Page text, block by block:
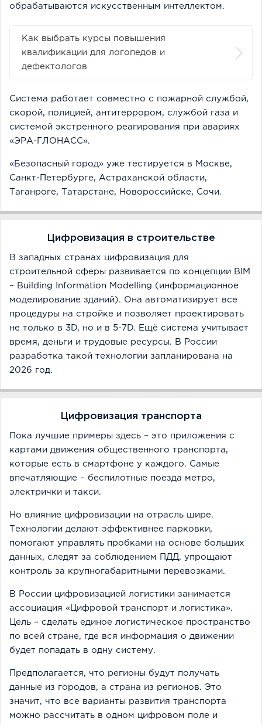
обрабатываются искусственным интеллектом.
Как выбрать курсы повышения
квалификации для логопедов и
дефектологов
Система работает совместно с пожарной службой,
скорой, полицией, антитеррором, службой газа и
системой экстренного реагирования при авариях
«ЭРА-ГЛОНАСС».
«Безопасный город» уже тестируется в Москве,
Санкт-Петербурге, Астраханской области,
Таганроге, Татарстане, Новороссийске, Сочи.
Цифровизация в строительстве
В западных странах цифровизация для
строительной сферы развивается по концепции BIM
– Building Information Modelling (информационное
моделирование зданий). Она автоматизирует все
процедуры на стройке и позволяет проектировать
не только в 3D, но и в 5-7D. Ещё система учитывает
время, деньги и трудовые ресурсы. В России
разработка такой технологии запланирована на
2026 год.
Цифровизация транспорта
Пока лучшие примеры здесь – это приложения с
картами движения общественного транспорта,
которые есть в смартфоне у каждого. Самые
впечатляющие – беспилотные поезда метро,
электрички и такси.
Но влияние цифровизации на отрасль шире.
Технологии делают эффективнее парковки,
помогают управлять пробками на основе больших
данных, следят за соблюдением ПДД, упрощают
контроль за крупногабаритными перевозками.
В России цифровизацией логистики занимается
ассоциация «Цифровой транспорт и логистика».
Цель – сделать единое логистическое пространство
по всей стране, где вся информация о движении
будет попадать в одну систему.
Предполагается, что регионы будут получать
данные из городов, а страна из регионов. Это
значит, что все варианты развития транспорта
можно рассчитать в одном цифровом поле и